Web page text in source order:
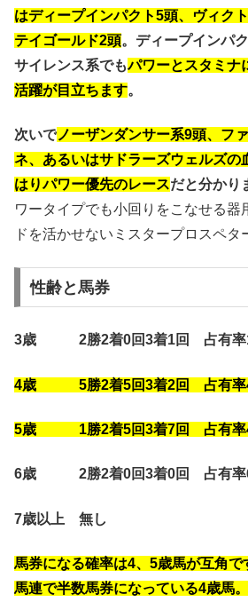
はディープインパクト5頭、ヴィク
テイゴールド2頭。ディープインパ
サイレンス系でもパワーとスタミナ
活躍が目立ちます。
次いでノーザンダンサー系9頭、フ
ネ、あるいはサドラーズウェルズの
はりパワー優先のレースだと分かり
ワータイプでも小回りをこなせる器
ドを活かせないミスタープロスペタ
性齢と馬券
3歳 2勝2着0回3着1回 占有率
4歳 5勝2着5回3着2回 占有率
5歳 1勝2着5回3着7回 占有率
6歳 2勝2着0回3着0回 占有率
7歳以上 無し
馬券になる確率は4、5歳馬が互角で
馬連で半数馬券になっている4歳馬。